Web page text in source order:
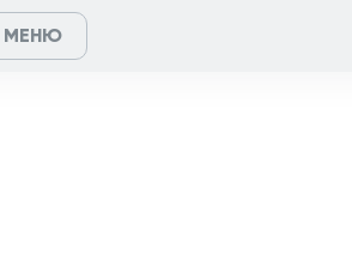
МЕНЮ